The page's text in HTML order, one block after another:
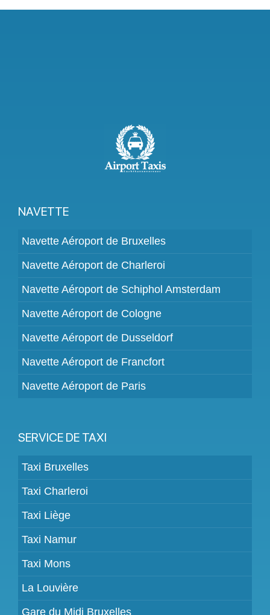
NAVETTE
Navette Aéroport de Bruxelles
Navette Aéroport de Charleroi
Navette Aéroport de Schiphol Amsterdam
Navette Aéroport de Cologne
Navette Aéroport de Dusseldorf
Navette Aéroport de Francfort
Navette Aéroport de Paris
SERVICE DE TAXI
Taxi Bruxelles
Taxi Charleroi
Taxi Liège
Taxi Namur
Taxi Mons
La Louvière
Gare du Midi Bruxelles